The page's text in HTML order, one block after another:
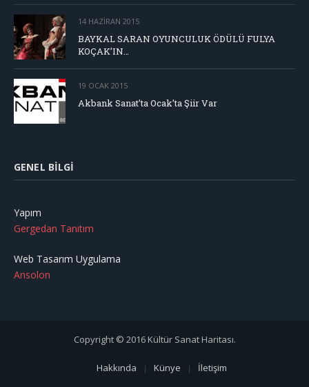
14 HAZIRAN 2015
BAYKAL SARAN OYUNCULUK ÖDÜLÜ FULYA
KOÇAK’IN…
19 OCAK 2015
Akbank Sanat’ta Ocak’ta Şiir Var
GENEL BILGI
Yapım
Gergedan Tanıtım
Web Tasarım Uygulama
Ansolon
Copyright © 2016 Kültür Sanat Haritası.
Hakkında Künye İletişim